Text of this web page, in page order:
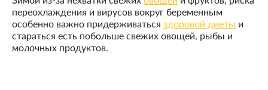
переохлаждения и вирусов вокруг беременным
особенно важно придерживаться здоровой диеты и
стараться есть побольше свежих овощей, рыбы и
молочных продуктов.